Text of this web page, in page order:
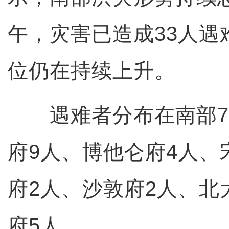
午，灾害已造成33人遇
位仍在持续上升。
遇难者分布在南部7
府9人、博他仑府4人、
府2人、沙敦府2人、北